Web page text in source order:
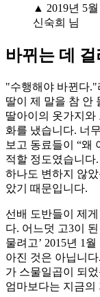
▲ 2019년 5
신숙희 님
바뀌는 데
"수행해야 바뀐다."
딸이 제 말을 참 안
딸아이의 옷가지와
화를 냈습니다. 너
보고 동료들이 “왜
적할 정도였습니다
하나도 변하지 않
았기 때문입니다.
선배 도반들이 제게
다. 어느덧 고3이
물려고’ 2015년 1
아진 것은 아닙니
가 스물일곱이 되
엄마보다는 지금의